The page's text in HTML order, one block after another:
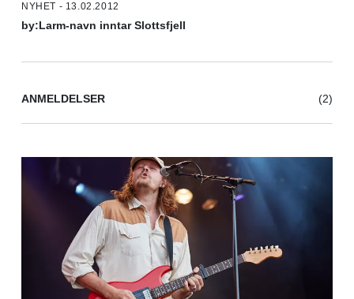
NYHET - 13.02.2012
by:Larm-navn inntar Slottsfjell
ANMELDELSER (2)